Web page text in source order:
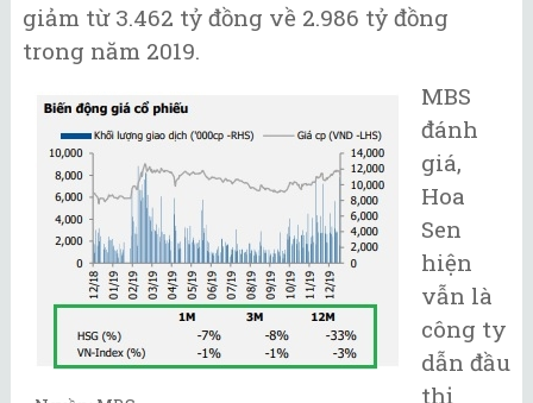
giảm từ 3.462 tỷ đồng về 2.986 tỷ đồng
trong năm 2019.
MBS
đánh
giá,
Hoa
Sen
hiện
vẫn là
công ty
dẫn đầu
thị